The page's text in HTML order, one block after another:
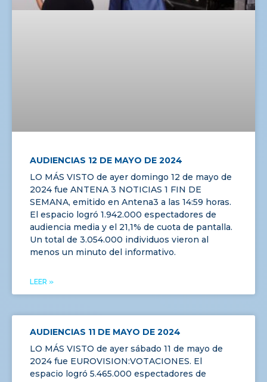
AUDIENCIAS 12 DE MAYO DE 2024
LO MÁS VISTO de ayer domingo 12 de mayo de
2024 fue ANTENA 3 NOTICIAS 1 FIN DE
SEMANA, emitido en Antena3 a las 14:59 horas.
El espacio logró 1.942.000 espectadores de
audiencia media y el 21,1% de cuota de pantalla.
Un total de 3.054.000 individuos vieron al
menos un minuto del informativo.
LEER »
AUDIENCIAS 11 DE MAYO DE 2024
LO MÁS VISTO de ayer sábado 11 de mayo de
2024 fue EUROVISION:VOTACIONES. El
espacio logró 5.465.000 espectadores de